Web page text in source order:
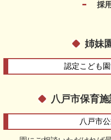
採
姉妹
認定こども園
八戸市保育
八戸市